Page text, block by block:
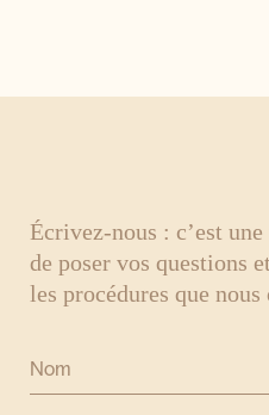
Écrivez-nous : c’est
de poser vos questions
les procédures que
Nom